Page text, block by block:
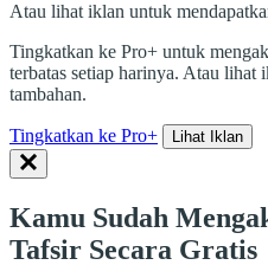
Atau lihat iklan untuk
Tingkatkan ke Pro+ untuk
terbatas setiap harinya. Atau lihat
tambahan.
Tingkatkan ke Pro+ Lihat Iklan
Kamu Sudah
Tafsir Secara Gratis